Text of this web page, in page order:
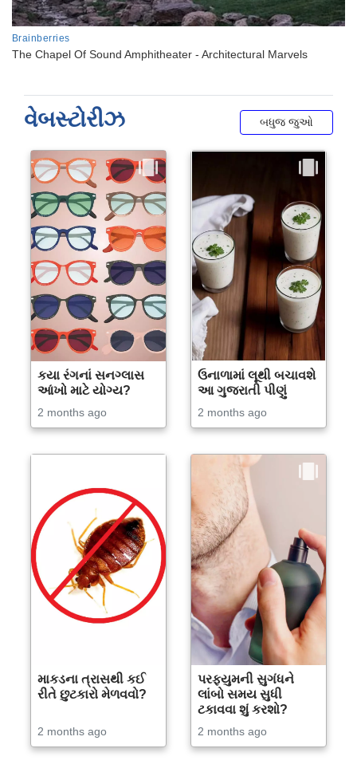
વેબસ્ટોરીઝ બધુજ જુઓ
કયા રંગનાં સનગ્લાસ
આંખો માટે યોગ્ય?
2 months ago
ઉનાળામાં લૂથી બચાવશે
આ ગુજરાતી પીણું
2 months ago
માકડના ત્રાસથી કઈ
રીતે છુટકારો મેળવવો?
2 months ago
પરફ્યુમની સુગંધને
લાંબો સમય સુધી
ટકાવવા શું કરશો?
2 months ago